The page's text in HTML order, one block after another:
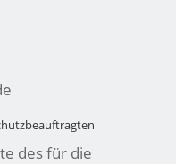
des für die